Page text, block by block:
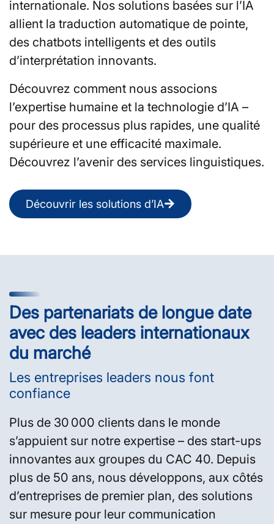
internationale. Nos solutions basées sur l’IA
allient la traduction automatique de pointe,
des chatbots intelligents et des outils
d’interprétation innovants.
Découvrez comment nous associons
l’expertise humaine et la technologie d’IA –
pour des processus plus rapides, une qualité
supérieure et une efficacité maximale.
Découvrez l’avenir des services linguistiques.
Découvrir les solutions d’IA
Des partenariats de longue date
avec des leaders internationaux
du marché
Les entreprises leaders nous font
confiance
Plus de 30 000 clients dans le monde
s’appuient sur notre expertise – des start-ups
innovantes aux groupes du CAC 40. Depuis
plus de 50 ans, nous développons, aux côtés
d’entreprises de premier plan, des solutions
sur mesure pour leur communication